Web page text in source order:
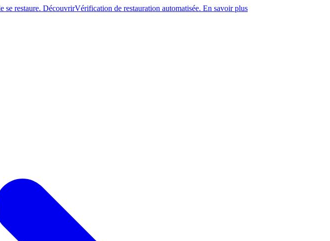
se restaure. DécouvrirVérification de restauration automatisée. En savoir plus